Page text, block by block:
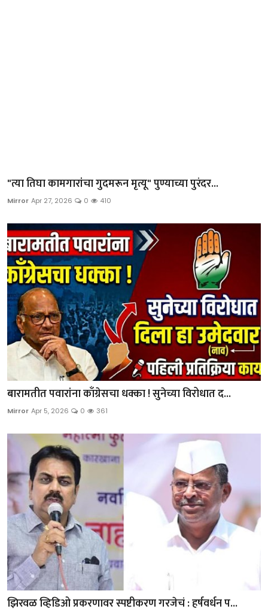
"त्या तिघा कामगारांचा गुदमरून मृत्यू" पुण्याच्या पुरंदर...
Mirror Apr 27, 2026 0 410
बारामतीत पवारांना काँग्रेसचा धक्का ! सुनेच्या विरोधात द...
Mirror Apr 5, 2026 0 361
झिरवळ व्हिडिओ प्रकरणावर स्पष्टीकरण गरजेचं : हर्षवर्धन प...